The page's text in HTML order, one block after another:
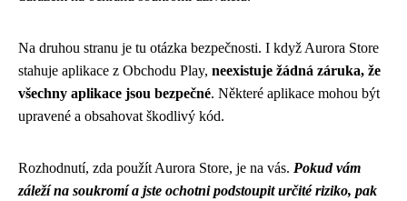
Na druhou stranu je tu otázka bezpečnosti. I když Aurora Store
stahuje aplikace z Obchodu Play, neexistuje žádná záruka, že
všechny aplikace jsou bezpečné. Některé aplikace mohou být
upravené a obsahovat škodlivý kód.
Rozhodnutí, zda použít Aurora Store, je na vás. Pokud vám
záleží na soukromí a jste ochotni podstoupit určité riziko, pak